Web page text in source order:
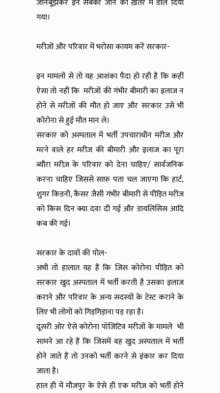
जानबूझकर इन सबकी जान को ख़तरे में डाल दिया
गया।
मरीजों और परिवार में भरोसा कायम करें सरकार-
इन मामलों से तो यह आशंका पैदा हो रही है कि कहीं
ऐसा तो नहीं कि मरीजों की गंभीर बीमारी का इलाज न
होने से मरीजों की मौत हो जाए और सरकार उसे भी
कोरोना से हुई मौत मान ले।
सरकार को अस्पताल में भर्ती उपचाराधीन मरीज और
मरने वाले हर मरीज की बीमारी और इलाज का पूरा
ब्यौरा मरीज़ के परिवार को देना चाहिए/ सार्वजनिक
करना चाहिए जिससे साफ़ पता चल जाएगा कि हार्ट,
शुगर किडनी, कैंसर जैसी गंभीर बीमारी से पीड़ित मरीज
को किस दिन क्या दवा दी गई और डायलिसिस आदि
कब की गई।
सरकार के दावों की पोल-
अभी तो हालात यह हैं कि जिस कोरोना पीड़ित को
सरकार खुद अस्पताल में भर्ती करती है उसका इलाज
कराने और परिवार के अन्य सदस्यों के टेस्ट कराने के
लिए भी लोगों को गिड़गिड़ाना पड़ रहा है।
दूसरी ओर ऐसे कोरोना पॉजिटिव मरीजों के मामले भी
सामने आ रहे हैं कि जिसमें वह खुद अस्पताल में भर्ती
होने जाते हैं तो उनको भर्ती करने से इंकार कर दिया
जाता है।
हाल ही में मौजपुर के ऐसे ही एक मरीज़ को भर्ती होने